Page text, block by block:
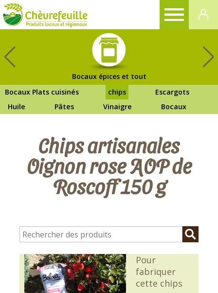
Bocaux épices et tout
Bocaux Plats cuisinés
chips
Escargots
Huile
Pâtes Vinaigre Bocaux
Chips artisanales
Oignon rose AOP de
Roscoff 150 g
Pour
fabriquer
cette chips